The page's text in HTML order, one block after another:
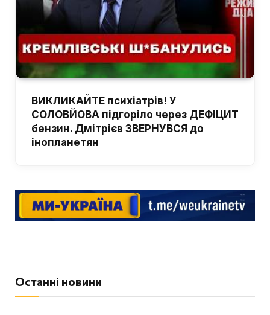
ВИКЛИКАЙТЕ психіатрів! У
СОЛОВЙОВА підгоріло через ДЕФІЦИТ
бензин. Дмітрієв ЗВЕРНУВСЯ до
інопланетян
Останні новини